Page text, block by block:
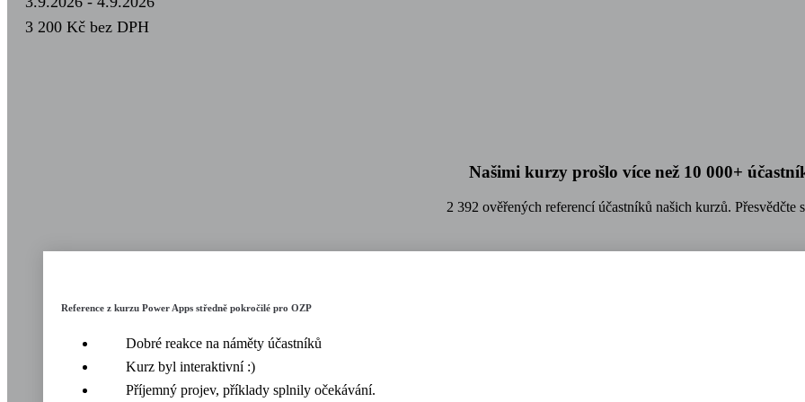
3 200 Kč bez DPH
Našimi kurzy prošlo více než 10 000+
2 392 ověřených referencí účastníků našich kurzů. Přesvědčte
Reference z kurzu Power Apps středně pokročilé pro OZP
Dobré reakce na náměty účastníků
Kurz byl interaktivní :)
Příjemný projev, příklady splnily očekávání.